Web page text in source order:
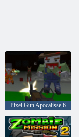
Pixel Gun Apocalisse 6